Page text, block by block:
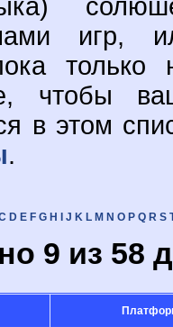
нами игр,
только
чтобы
в этом
.
D E F G H I J K L M N O P Q R S
9 из 58